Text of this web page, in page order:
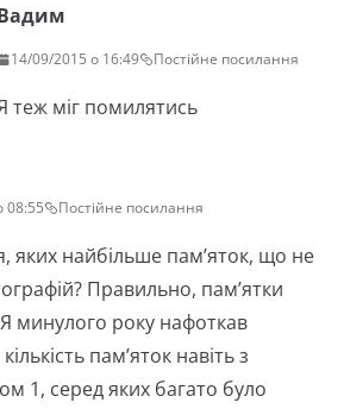
14/09/2015 о 16:49 Постійне посилання
теж міг помилятись
08:55 Постійне посилання
яких найбільше пам’яток, що не
Правильно, пам’ятки
минулого року нафоткав
пам’яток навіть з
1, серед яких багато було